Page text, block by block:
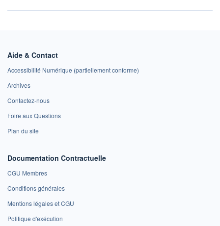
Aide & Contact
Accessibilité Numérique (partiellement conforme)
Archives
Contactez-nous
Foire aux Questions
Plan du site
Documentation Contractuelle
CGU Membres
Conditions générales
Mentions légales et CGU
Politique d'exécution